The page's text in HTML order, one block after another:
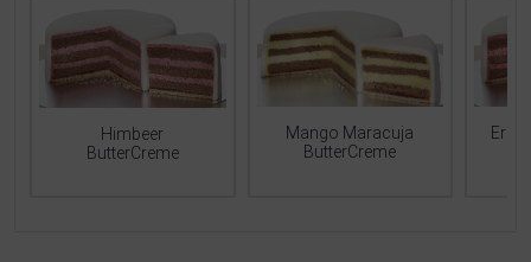
Himbeer
ButterCreme
Mango Maracuja
ButterCreme